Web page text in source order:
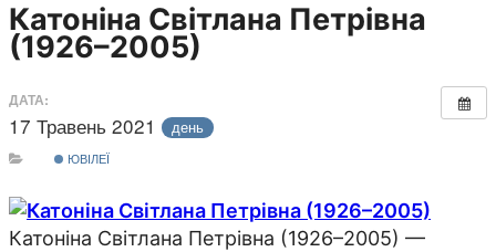
Катоніна Світлана Петрівна
(1926–2005)
ДАТА:
17 Травень 2021 день
ЮВІЛЕЇ
Катоніна Світлана Петрівна (1926–2005) —